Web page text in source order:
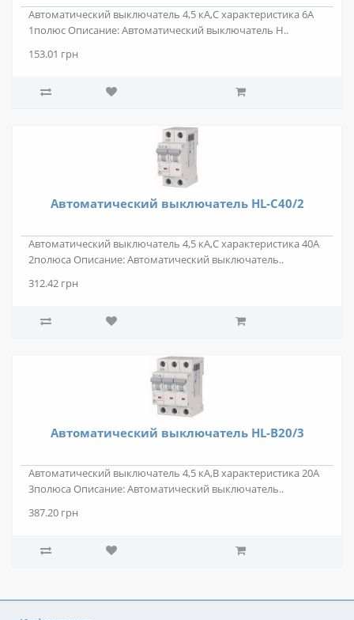
Автоматический выключатель 4,5 кА,С характеристика 6А
1полюс Описание: Автоматический выключатель H..
153.01 грн
Автоматический выключатель HL-C40/2
Автоматический выключатель 4,5 кА,С характеристика 40А
2полюса Описание: Автоматический выключатель..
312.42 грн
Автоматический выключатель HL-B20/3
Автоматический выключатель 4,5 кА,В характеристика 20А
3полюса Описание: Автоматический выключатель..
387.20 грн